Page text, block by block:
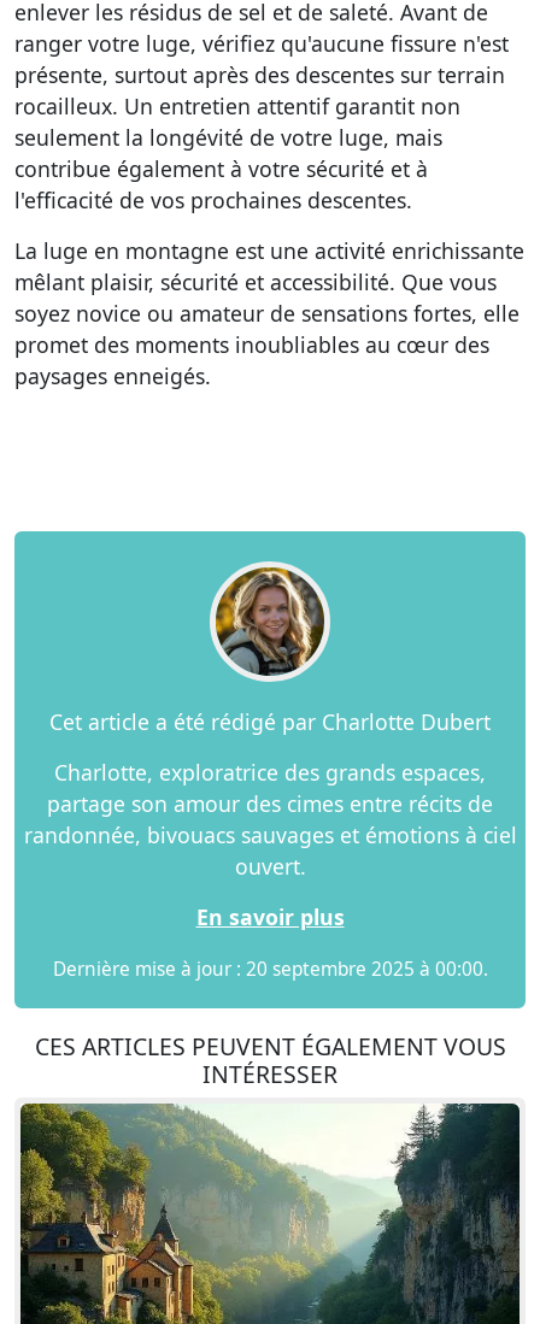
enlever les résidus de sel et de saleté. Avant de
ranger votre luge, vérifiez qu'aucune fissure n'est
présente, surtout après des descentes sur terrain
rocailleux. Un entretien attentif garantit non
seulement la longévité de votre luge, mais
contribue également à votre sécurité et à
l'efficacité de vos prochaines descentes.
La luge en montagne est une activité enrichissante
mêlant plaisir, sécurité et accessibilité. Que vous
soyez novice ou amateur de sensations fortes, elle
promet des moments inoubliables au cœur des
paysages enneigés.
Cet article a été rédigé par Charlotte Dubert
Charlotte, exploratrice des grands espaces,
partage son amour des cimes entre récits de
randonnée, bivouacs sauvages et émotions à ciel
ouvert.
En savoir plus
Dernière mise à jour : 20 septembre 2025 à 00:00.
CES ARTICLES PEUVENT ÉGALEMENT VOUS
INTÉRESSER